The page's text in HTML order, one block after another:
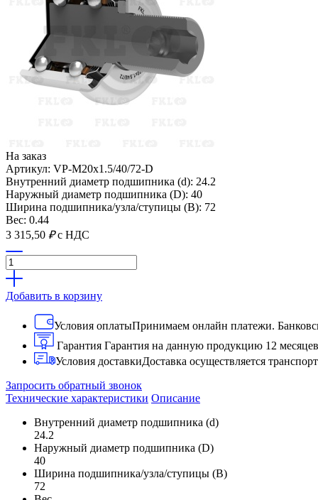
На заказ
Артикул: VP-M20x1.5/40/72-D
Внутренний диаметр подшипника (d): 24.2
Наружный диаметр подшипника (D): 40
Ширина подшипника/узла/ступицы (B): 72
Вес: 0.44
3 315,50 ₽ с НДС
Добавить в корзину
Условия оплатыПринимаем онлайн платежи.
Гарантия Гарантия на данную продукцию 12 месяцев
Условия доставкиДоставка осуществляется
Запросить обратный звонок
Технические характеристики Описание
Внутренний диаметр подшипника (d)
24.2
Наружный диаметр подшипника (D)
40
Ширина подшипника/узла/ступицы (B)
72